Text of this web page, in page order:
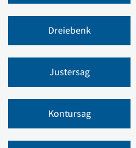
Dreiebenk
Justersag
Kontursag